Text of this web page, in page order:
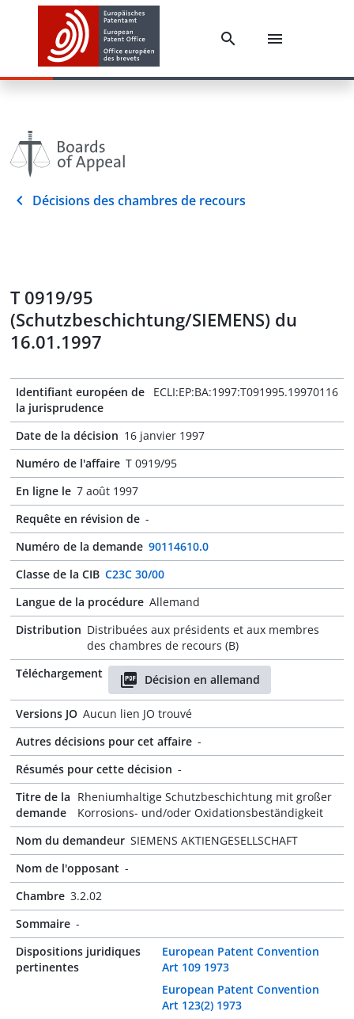
Décisions des chambres de recours
T 0919/95
(Schutzbeschichtung/SIEMENS) du
16.01.1997
Identifiant européen de
la jurisprudence
ECLI:EP:BA:1997:T091995.19970116
Date de la décision 16 janvier 1997
Numéro de l'affaire T 0919/95
En ligne le 7 août 1997
Requête en révision de -
Numéro de la demande 90114610.0
Classe de la CIB C23C 30/00
Langue de la procédure Allemand
Distribution Distribuées aux présidents et aux membres
des chambres de recours (B)
Téléchargement
Décision en allemand
Versions JO Aucun lien JO trouvé
Autres décisions pour cet affaire -
Résumés pour cette décision -
Titre de la
demande
Rheniumhaltige Schutzbeschichtung mit großer
Korrosions- und/oder Oxidationsbeständigkeit
Nom du demandeur SIEMENS AKTIENGESELLSCHAFT
Nom de l'opposant -
Chambre 3.2.02
Sommaire -
Dispositions juridiques
pertinentes
European Patent Convention
Art 109 1973
European Patent Convention
Art 123(2) 1973